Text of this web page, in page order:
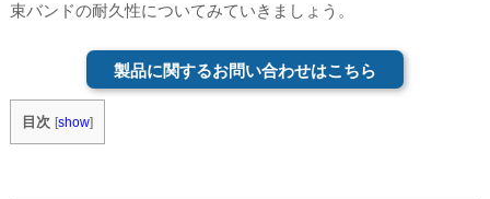
束バンドの耐久性についてみていきましょう。
製品に関するお問い合わせはこちら
目次 [show]